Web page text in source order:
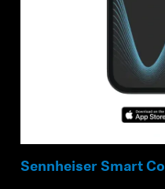
Sennheiser Smart